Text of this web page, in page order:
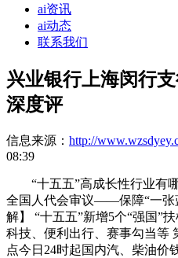
ai资讯
ai动态
联系我们
兴业银行上海闵行
深度评
信息来源： http://
08:39
“十五五”高成长性行业有
全国人代会审议——保障“一张
解】 “十五五”新增5个“强国”
科技、便利出行、赛事勾当等
点今日24时起国内汽、柴油价